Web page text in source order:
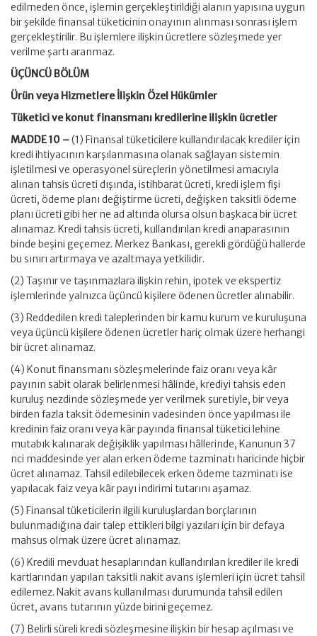
edilmeden önce, işlemin gerçekleştirildiği alanın yapısına uygun
bir şekilde finansal tüketicinin onayının alınması sonrası işlem
gerçekleştirilir. Bu işlemlere ilişkin ücretlere sözleşmede yer
verilme şartı aranmaz.
ÜÇÜNCÜ BÖLÜM
Ürün veya Hizmetlere İlişkin Özel Hükümler
Tüketici ve konut finansmanı kredilerine ilişkin ücretler
MADDE 10 –(1) Finansal tüketicilere kullandırılacak krediler için
kredi ihtiyacının karşılanmasına olanak sağlayan sistemin
işletilmesi ve operasyonel süreçlerin yönetilmesi amacıyla
alınan tahsis ücreti dışında, istihbarat ücreti, kredi işlem fişi
ücreti, ödeme planı değiştirme ücreti, değişken taksitli ödeme
planı ücreti gibi her ne ad altında olursa olsun başkaca bir ücret
alınamaz. Kredi tahsis ücreti, kullandırılan kredi anaparasının
binde beşini geçemez. Merkez Bankası, gerekli gördüğü hallerde
bu sınırı artırmaya ve azaltmaya yetkilidir.
(2) Taşınır ve taşınmazlara ilişkin rehin, ipotek ve ekspertiz
işlemlerinde yalnızca üçüncü kişilere ödenen ücretler alınabilir.
(3) Reddedilen kredi taleplerinden bir kamu kurum ve kuruluşuna
veya üçüncü kişilere ödenen ücretler hariç olmak üzere herhangi
bir ücret alınamaz.
(4) Konut finansmanı sözleşmelerinde faiz oranı veya kâr
payının sabit olarak belirlenmesi hâlinde, krediyi tahsis eden
kuruluş nezdinde sözleşmede yer verilmek suretiyle, bir veya
birden fazla taksit ödemesinin vadesinden önce yapılması ile
kredinin faiz oranı veya kâr payında finansal tüketici lehine
mutabık kalınarak değişiklik yapılması hâllerinde, Kanunun 37
nci maddesinde yer alan erken ödeme tazminatı haricinde hiçbir
ücret alınamaz. Tahsil edilebilecek erken ödeme tazminatı ise
yapılacak faiz veya kâr payı indirimi tutarını aşamaz.
(5) Finansal tüketicilerin ilgili kuruluşlardan borçlarının
bulunmadığına dair talep ettikleri bilgi yazıları için bir defaya
mahsus olmak üzere ücret alınamaz.
(6) Kredili mevduat hesaplarından kullandırılan krediler ile kredi
kartlarından yapılan taksitli nakit avans işlemleri için ücret tahsil
edilemez. Nakit avans kullanılması durumunda tahsil edilen
ücret, avans tutarının yüzde birini geçemez.
(7) Belirli süreli kredi sözleşmesine ilişkin bir hesap açılması ve